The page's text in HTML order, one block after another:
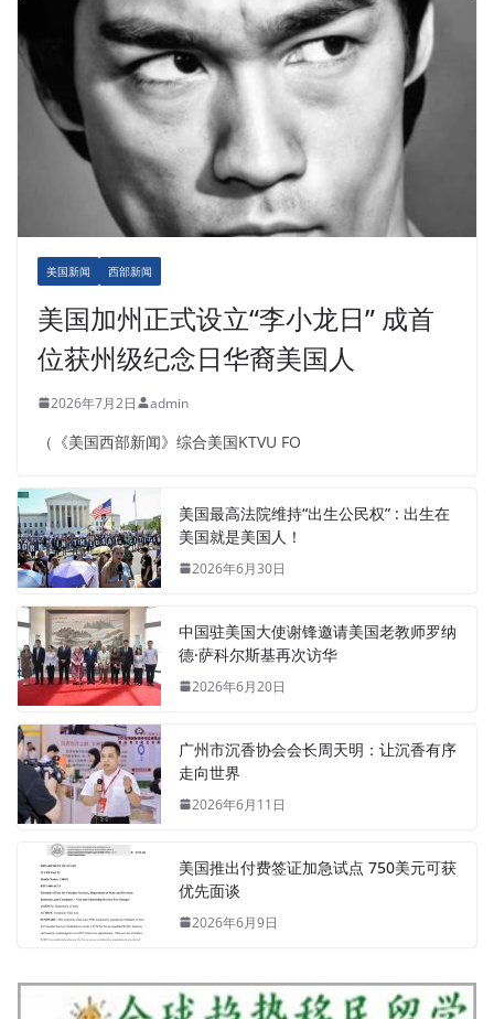
美国新闻 西部新闻
美国加州正式设立“李小龙日” 成首
位获州级纪念日华裔美国人
2026年7月2日 admin
（《美国西部新闻》综合美国KTVU FO
美国最高法院维持“出生公民权” : 出生在
美国就是美国人！
2026年6月30日
中国驻美国大使谢锋邀请美国老教师罗纳
德·萨科尔斯基再次访华
2026年6月20日
广州市沉香协会会长周天明：让沉香有序
走向世界
2026年6月11日
美国推出付费签证加急试点 750美元可获
优先面谈
2026年6月9日